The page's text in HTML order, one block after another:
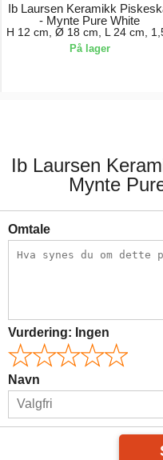
Ib Laursen Keramikk
- Mynte Pure White
H 12 cm, Ø 18 cm, L 24 cm,
På lager
Ib Laursen
Mynte
Omtale
Vurdering: Ingen
Navn